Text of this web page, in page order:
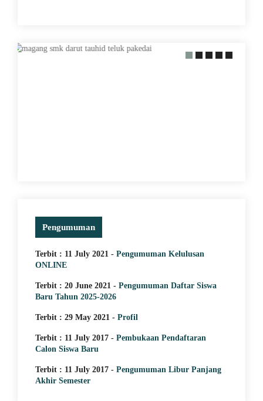
Pengumuman
Terbit : 11 July 2021 - Pengumuman Kelulusan
ONLINE
Terbit : 20 June 2021 - Pengumuman Daftar Siswa
Baru Tahun 2025-2026
Terbit : 29 May 2021 - Profil
Terbit : 11 July 2017 - Pembukaan Pendaftaran
Calon Siswa Baru
Terbit : 11 July 2017 - Pengumuman Libur Panjang
Akhir Semester